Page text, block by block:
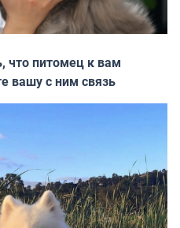
что питомец к вам
вашу с ним связь